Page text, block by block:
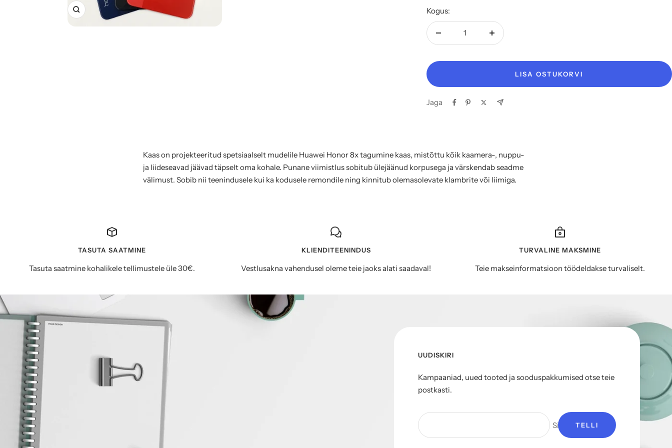
Suurenda Kogus:
Vähenda
Suurenda
LISA OSTUKORVI
Jaga
Kaas on projekteeritud spetsiaalselt mudelile Huawei Honor 8x tagumine kaas, mistõttu kõik kaamera-, nuppu-
ja liideseavad jäävad täpselt oma kohale. Punane viimistlus sobitub ülejäänud korpusega ja värskendab seadme
välimust. Sobib nii teenindusele kui ka kodusele remondile ning kinnitub olemasolevate klambrite või liimiga.
TASUTA SAATMINE
Tasuta saatmine kohalikele tellimustele üle 30€.
KLIENDITEENINDUS
Vestlusakna vahendusel oleme teie jaoks alati saadaval!
TURVALINE MAKSMINE
Teie makseinformatsioon töödeldakse turvaliselt.
UUDISKIRI
Kampaaniad, uued tooted ja sooduspakkumised otse teie
postkasti.
Sinu e-mail
TELLI